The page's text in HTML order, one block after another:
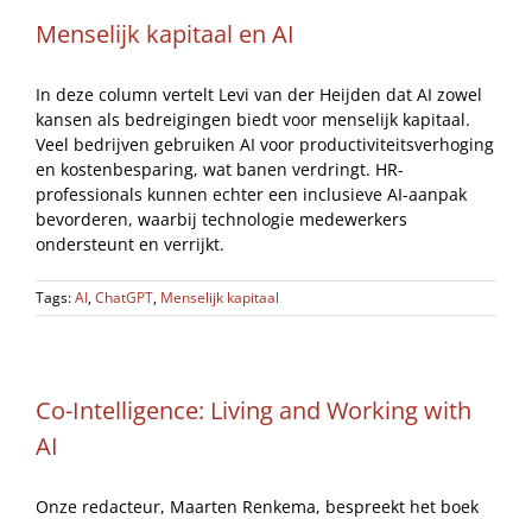
Menselijk kapitaal en AI
In deze column vertelt Levi van der Heijden dat AI zowel
kansen als bedreigingen biedt voor menselijk kapitaal.
Veel bedrijven gebruiken AI voor productiviteitsverhoging
en kostenbesparing, wat banen verdringt. HR-
professionals kunnen echter een inclusieve AI-aanpak
bevorderen, waarbij technologie medewerkers
ondersteunt en verrijkt.
Tags:AI,ChatGPT, Menselijk kapitaal
Co-Intelligence: Living and Working with
AI
Onze redacteur, Maarten Renkema, bespreekt het boek